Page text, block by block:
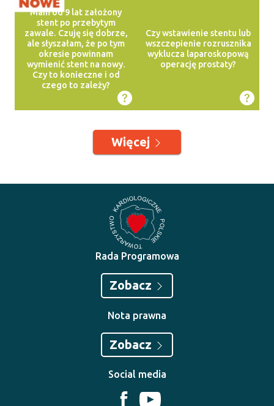
Mam od 9 lat założony
stent po przebytym
zawale. Czuję się dobrze,
ale słyszałam, że po tym
okresie powinnam
wymienić stent na nowy.
Czy to konieczne i od
czego to zależy?
Czy wstawienie stentu lub
wszczepienie rozrusznika
wyklucza laparoskopową
operację prostaty?
Więcej
Rada Programowa
Zobacz
Nota prawna
Zobacz
Social media